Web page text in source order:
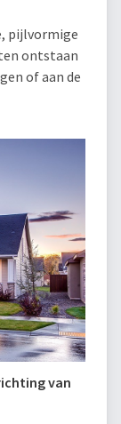
pijlvormige
ontstaan
of aan de
van